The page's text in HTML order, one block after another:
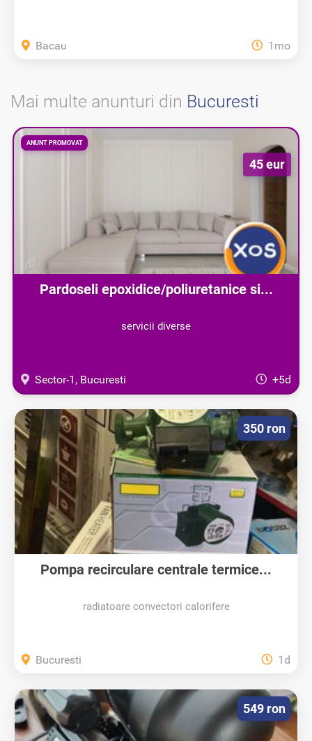
Bacau 1mo
Mai multe anunturi din Bucuresti
ANUNT PROMOVAT
Pardoseli epoxidice/poliuretanice si...
servicii diverse
45 eur
Sector-1, Bucuresti +5d
Pompa recirculare centrale termice...
radiatoare convectori calorifere
350 ron
Bucuresti 1d
549 ron